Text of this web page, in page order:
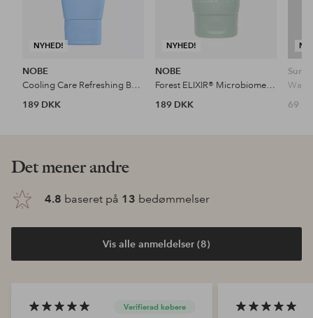
NYHED!
NOBE
Cooling Care Refreshing Body Lotion 150 Ml
189 DKK
NYHED!
NOBE
Forest ELIXIR® Microbiome Strengthening Body Lotion 150 Ml
189 DKK
69
Det mener andre
4.8 baseret på 13 bedømmelser
Vis alle anmeldelser (8)
Verifierad købere